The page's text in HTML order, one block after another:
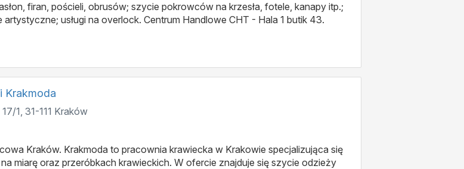
firan, pościeli, obrusów; szycie pokrowców na krzesła, fotele, kanapy itp.;
artystyczne; usługi na overlock. Centrum Handlowe CHT - Hala 1 butik 43.
Krakmoda
1, 31-111 Kraków
Kraków. Krakmoda to pracownia krawiecka w Krakowie specjalizująca się
miarę oraz przeróbkach krawieckich. W ofercie znajduje się szycie odzieży